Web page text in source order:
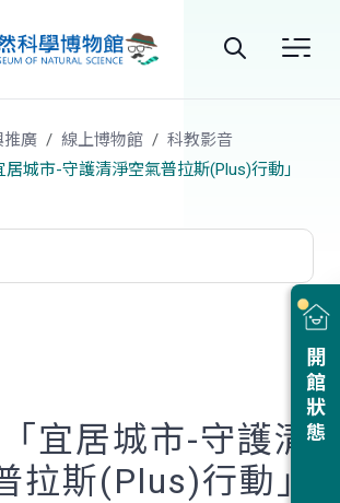
站
搜
開館狀態
推廣 線上博物館
科教影音
居城市-守護清淨空氣普拉斯(Plus)行動」
宜居城市-守護清
拉斯(Plus)行動」